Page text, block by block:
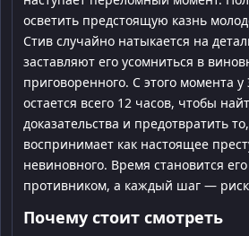
осветить предстоящую казнь
Стив случайно натыкается на
заставляют его усомниться в
приговоренного. С этого момента у
остается всего 12 часов, чтобы
доказательства и предотвратить
воспринимает как настоящее
невиновного. Время становится
противником, а каждый шаг —
Почему стоит смотреть